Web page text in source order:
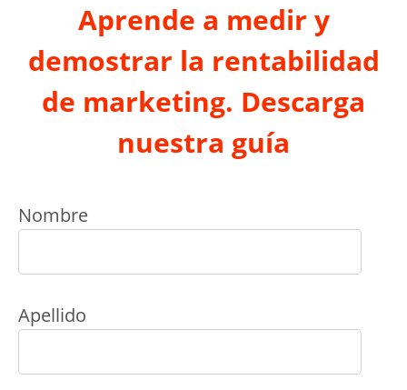
Aprende a medir y
demostrar la rentabilidad
de marketing. Descarga
nuestra guía
Nombre
Apellido